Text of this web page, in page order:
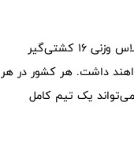
۱۸ وزن مختلف در کشتی المپیک پاریس وجود دارد (۶ وزن برای هر ۳ دسته‌ی فرنگی، آزاد و زنان) و هر کلاس وزنی ۱۶ کشتی‌گیر
خواهند داشت. هر کشور در هر
یک تیم کامل